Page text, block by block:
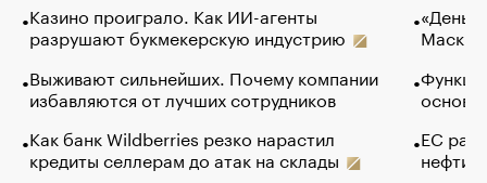
Казино проиграло. Как ИИ-агенты
разрушают букмекерскую индустрию
Выживают сильнейших. Почему компании
избавляются от лучших сотрудников
Как банк Wildberries резко нарастил
кредиты селлерам до атак на склады
Маск в
основ
ЕС
нефти